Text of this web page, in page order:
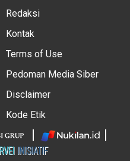
Redaksi
Kontak
Terms of Use
Pedoman Media Siber
Disclaimer
Kode Etik